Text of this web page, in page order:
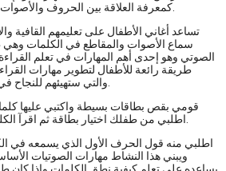
تساعد أغاني الأطفال على تعليمهم القافية
سماع الأصوات والمقاطع في الكلمات وهي
الصوتي وهو إحدى أهم المهارات في تعلم
طريقة رائعة للأطفال لتطوير مهارات
اطلبي منه قول الحرف الأول الذي يسمعه في
ويبني هذا النشاط مهارات الصوتيات